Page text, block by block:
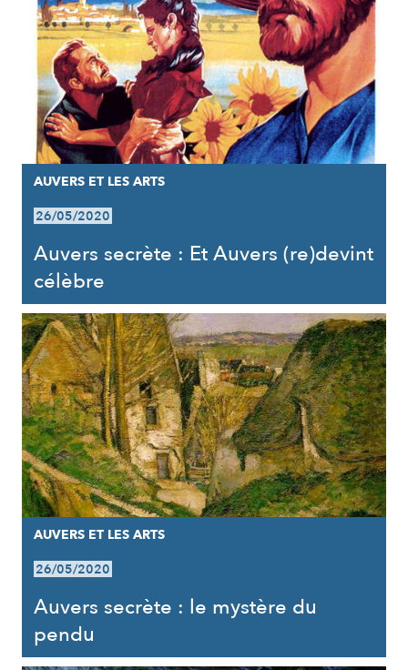
AUVERS ET LES ARTS
26/05/2020
Auvers secrète : Et Auvers (re)devint
célèbre
AUVERS ET LES ARTS
26/05/2020
Auvers secrète : le mystère du
pendu